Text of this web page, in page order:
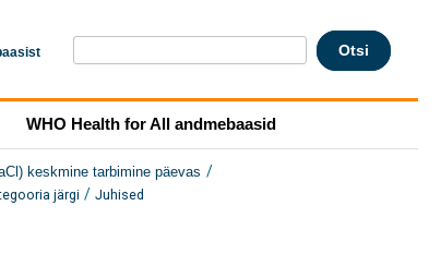
WHO Health for All andmebaasid
keskmine tarbimine päevas /
järgi / Juhised